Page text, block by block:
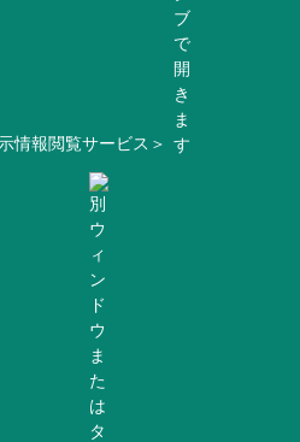
情報閲覧サービス＞